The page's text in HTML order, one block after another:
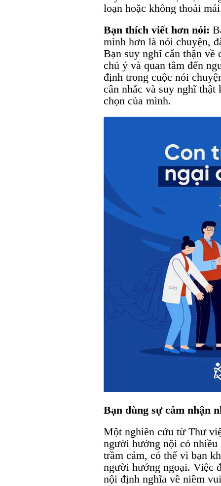
loạn hoặc không thoải
Bạn thích viết hơn nói:
mình hơn là nói chuyện,
Bạn suy nghĩ cẩn thận
chú ý và quan tâm đến
định trong cuộc nói
cân nhắc và suy nghĩ
chọn của mình.
Bạn dùng sự cảm nhận
Một nghiên cứu từ Thư
người hướng nội có nhiều
trầm cảm, có thể vì bạn
người hướng ngoại. Việc
nội định nghĩa về niềm